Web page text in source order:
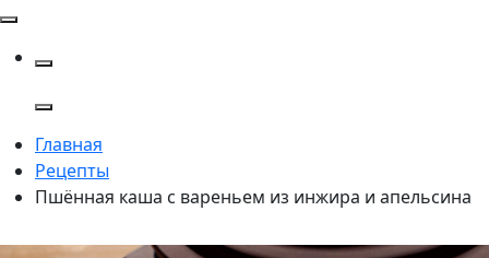
Главная
Рецепты
Пшённая каша с вареньем из инжира и апельсина